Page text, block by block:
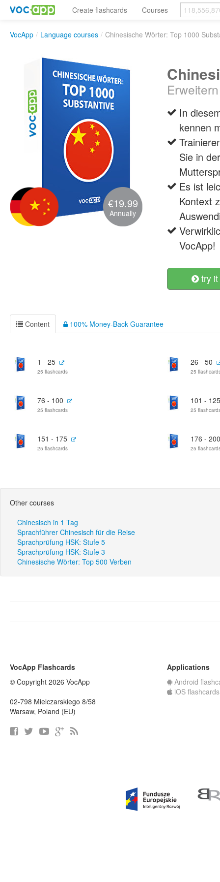
Create flashcards Courses
VocApp / Language courses / Chinesische Wörter: Top 1000
€19.99
Annually
In
kennen
Sie in
Es ist
Kontext
VocApp!
try
Content 100% Money-Back Guarantee
1 - 25
25 flashcards
26 - 50
25
76 - 100
25 flashcards
101 - 125
25
151 - 175
25 flashcards
176 - 200
25
Other courses
Chinesisch in 1 Tag
Sprachführer Chinesisch für die Reise
Sprachprüfung HSK: Stufe 5
Sprachprüfung HSK: Stufe 3
Chinesische Wörter: Top 500 Verben
VocApp Flashcards
© Copyright 2026 VocApp
02-798 Mielczarskiego 8/58
Warsaw, Poland (EU)
Applications
Android
iOS flashcards